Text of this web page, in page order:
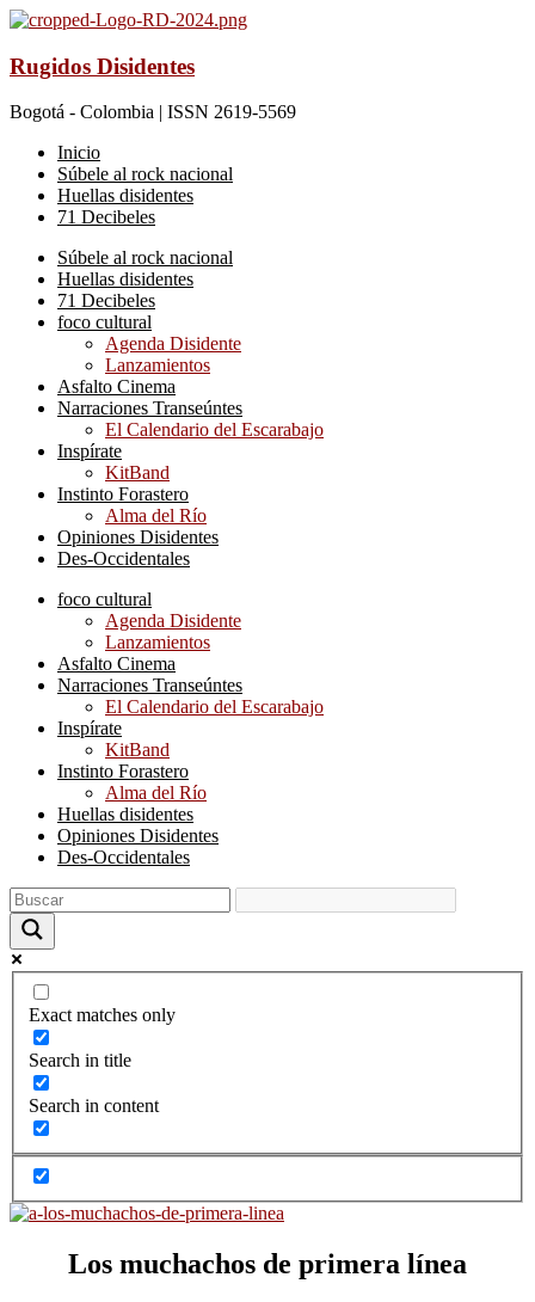
Rugidos Disidentes
Bogotá - Colombia | ISSN 2619-5569
Inicio
Súbele al rock nacional
Huellas disidentes
71 Decibeles
Súbele al rock nacional
Huellas disidentes
71 Decibeles
foco cultural
Agenda Disidente
Lanzamientos
Asfalto Cinema
Narraciones Transeúntes
El Calendario del Escarabajo
Inspírate
KitBand
Instinto Forastero
Alma del Río
Opiniones Disidentes
Des-Occidentales
foco cultural
Agenda Disidente
Lanzamientos
Asfalto Cinema
Narraciones Transeúntes
El Calendario del Escarabajo
Inspírate
KitBand
Instinto Forastero
Alma del Río
Huellas disidentes
Opiniones Disidentes
Des-Occidentales
Exact matches only
Search in title
Search in content
Los muchachos de primera línea